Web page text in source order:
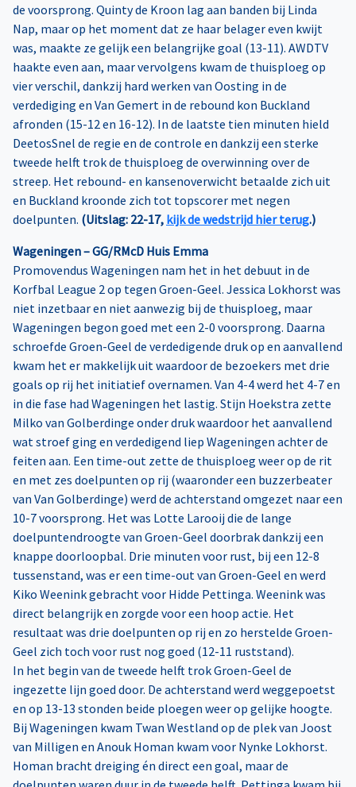
de voorsprong. Quinty de Kroon lag aan banden bij Linda
Nap, maar op het moment dat ze haar belager even kwijt
was, maakte ze gelijk een belangrijke goal (13-11). AWDTV
haakte even aan, maar vervolgens kwam de thuisploeg op
vier verschil, dankzij hard werken van Oosting in de
verdediging en Van Gemert in de rebound kon Buckland
afronden (15-12 en 16-12). In de laatste tien minuten hield
DeetosSnel de regie en de controle en dankzij een sterke
tweede helft trok de thuisploeg de overwinning over de
streep. Het rebound- en kansenoverwicht betaalde zich uit
en Buckland kroonde zich tot topscorer met negen
doelpunten. (Uitslag: 22-17, kijk de wedstrijd hier terug.)
Wageningen – GG/RMcD Huis Emma
Promovendus Wageningen nam het in het debuut in de
Korfbal League 2 op tegen Groen-Geel. Jessica Lokhorst was
niet inzetbaar en niet aanwezig bij de thuisploeg, maar
Wageningen begon goed met een 2-0 voorsprong. Daarna
schroefde Groen-Geel de verdedigende druk op en aanvallend
kwam het er makkelijk uit waardoor de bezoekers met drie
goals op rij het initiatief overnamen. Van 4-4 werd het 4-7 en
in die fase had Wageningen het lastig. Stijn Hoekstra zette
Milko van Golberdinge onder druk waardoor het aanvallend
wat stroef ging en verdedigend liep Wageningen achter de
feiten aan. Een time-out zette de thuisploeg weer op de rit
en met zes doelpunten op rij (waaronder een buzzerbeater
van Van Golberdinge) werd de achterstand omgezet naar een
10-7 voorsprong. Het was Lotte Larooij die de lange
doelpuntendroogte van Groen-Geel doorbrak dankzij een
knappe doorloopbal. Drie minuten voor rust, bij een 12-8
tussenstand, was er een time-out van Groen-Geel en werd
Kiko Weenink gebracht voor Hidde Pettinga. Weenink was
direct belangrijk en zorgde voor een hoop actie. Het
resultaat was drie doelpunten op rij en zo herstelde Groen-
Geel zich toch voor rust nog goed (12-11 ruststand).
In het begin van de tweede helft trok Groen-Geel de
ingezette lijn goed door. De achterstand werd weggepoetst
en op 13-13 stonden beide ploegen weer op gelijke hoogte.
Bij Wageningen kwam Twan Westland op de plek van Joost
van Milligen en Anouk Homan kwam voor Nynke Lokhorst.
Homan bracht dreiging én direct een goal, maar de